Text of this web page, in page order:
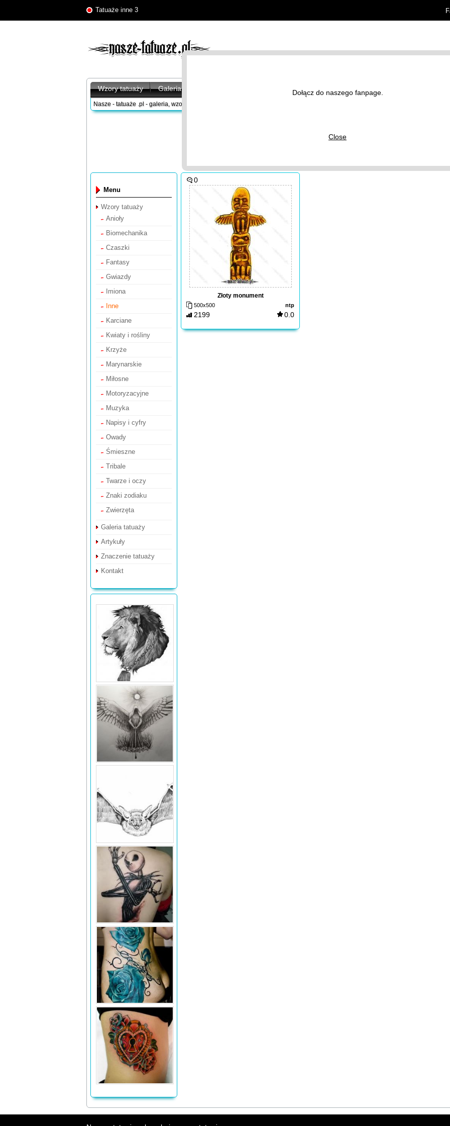
Dołącz do naszego fanpage.
Close
Tatuaże inne 3
Wzory tatuaży Galeria tatuaży Znaczenie tatuaży
Nasze - tatuaże .pl - galeria, wzory tatuaży
0
Złoty monument
500x500 ntp
2199 0.0
Menu
Wzory tatuaży
Anioły
Biomechanika
Czaszki
Fantasy
Gwiazdy
Imiona
Inne
Karciane
Kwiaty i rośliny
Krzyże
Marynarskie
Miłosne
Motoryzacyjne
Muzyka
Napisy i cyfry
Owady
Śmieszne
Tribale
Twarze i oczy
Znaki zodiaku
Zwierzęta
Galeria tatuaży
Artykuły
Znaczenie tatuaży
Kontakt